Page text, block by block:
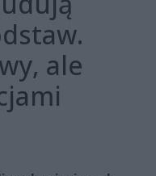
ale